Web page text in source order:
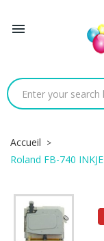

Accueil
Roland FB-740